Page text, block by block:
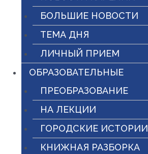
БОЛЬШИЕ НОВОСТИ
ТЕМА ДНЯ
ЛИЧНЫЙ ПРИЕМ
ОБРАЗОВАТЕЛЬНЫЕ
ПРЕОБРАЗОВАНИЕ
НА ЛЕКЦИИ
ГОРОДСКИЕ ИСТОРИИ
КНИЖНАЯ РАЗБОРКА